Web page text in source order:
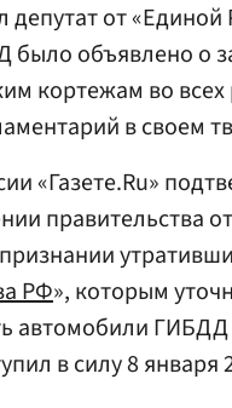
от
было объявлено о
кортежам во
в своем
«Газете.Ru»
правительства
РФ», которым
автомобили
в силу 8